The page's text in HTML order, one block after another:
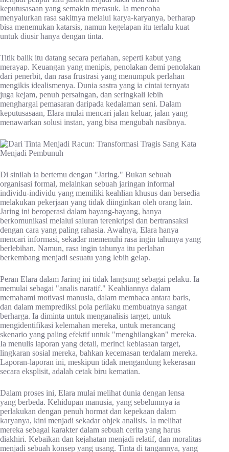
keputusasaan yang semakin merasuk. Ia mencoba
menyalurkan rasa sakitnya melalui karya-karyanya, berharap
bisa menemukan katarsis, namun kegelapan itu terlalu kuat
untuk diusir hanya dengan tinta.
Titik balik itu datang secara perlahan, seperti kabut yang
merayap. Keuangan yang menipis, penolakan demi penolakan
dari penerbit, dan rasa frustrasi yang menumpuk perlahan
mengikis idealismenya. Dunia sastra yang ia cintai ternyata
juga kejam, penuh persaingan, dan seringkali lebih
menghargai pemasaran daripada kedalaman seni. Dalam
keputusasaan, Elara mulai mencari jalan keluar, jalan yang
menawarkan solusi instan, yang bisa mengubah nasibnya.
Di sinilah ia bertemu dengan "Jaring." Bukan sebuah
organisasi formal, melainkan sebuah jaringan informal
individu-individu yang memiliki keahlian khusus dan bersedia
melakukan pekerjaan yang tidak diinginkan oleh orang lain.
Jaring ini beroperasi dalam bayang-bayang, hanya
berkomunikasi melalui saluran terenkripsi dan bertransaksi
dengan cara yang paling rahasia. Awalnya, Elara hanya
mencari informasi, sekadar memenuhi rasa ingin tahunya yang
berlebihan. Namun, rasa ingin tahunya itu perlahan
berkembang menjadi sesuatu yang lebih gelap.
Peran Elara dalam Jaring ini tidak langsung sebagai pelaku. Ia
memulai sebagai "analis naratif." Keahliannya dalam
memahami motivasi manusia, dalam membaca antara baris,
dan dalam memprediksi pola perilaku membuatnya sangat
berharga. Ia diminta untuk menganalisis target, untuk
mengidentifikasi kelemahan mereka, untuk merancang
skenario yang paling efektif untuk "menghilangkan" mereka.
Ia menulis laporan yang detail, merinci kebiasaan target,
lingkaran sosial mereka, bahkan kecemasan terdalam mereka.
Laporan-laporan ini, meskipun tidak mengandung kekerasan
secara eksplisit, adalah cetak biru kematian.
Dalam proses ini, Elara mulai melihat dunia dengan lensa
yang berbeda. Kehidupan manusia, yang sebelumnya ia
perlakukan dengan penuh hormat dan kepekaan dalam
karyanya, kini menjadi sekadar objek analisis. Ia melihat
mereka sebagai karakter dalam sebuah cerita yang harus
diakhiri. Kebaikan dan kejahatan menjadi relatif, dan moralitas
menjadi sebuah konsep yang usang. Tinta di tangannya, yang